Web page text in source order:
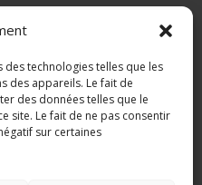
technologies telles que les
des appareils. Le fait de
des données telles que le
site. Le fait de ne pas consentir
sur certaines